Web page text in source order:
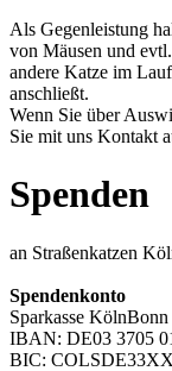
Als Gegenleistung
von Mäusen und
andere Katze im
anschließt.
Wenn Sie über
Sie mit uns Kontakt
Spenden
an Straßenkatzen
Spendenkonto
Sparkasse KölnBonn
IBAN: DE03 3705
BIC: